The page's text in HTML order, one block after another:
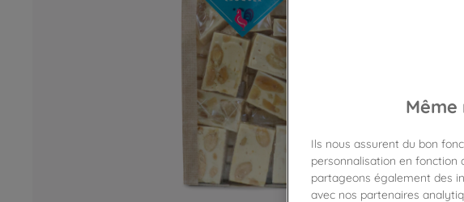
Ils nous assurent du bon
personnalisation en
partageons également des
avec nos partenaires